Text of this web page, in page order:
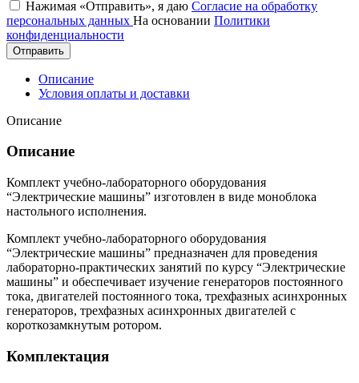
Нажимая «Отправить», я даю Согласие на обработку
персональных данных На основании Политики
конфиденциальности
Отправить
Описание
Условия оплаты и доставки
Описание
Описание
Комплект учебно-лабораторного оборудования
“Электрические машины” изготовлен в виде моноблока
настольного исполнения.
Комплект учебно-лабораторного оборудования
“Электрические машины” предназначен для проведения
лабораторно-практических занятий по курсу “Электрические
машины” и обеспечивает изучение генераторов постоянного
тока, двигателей постоянного тока, трехфазных асинхронных
генераторов, трехфазных асинхронных двигателей с
короткозамкнутым ротором.
Комплектация